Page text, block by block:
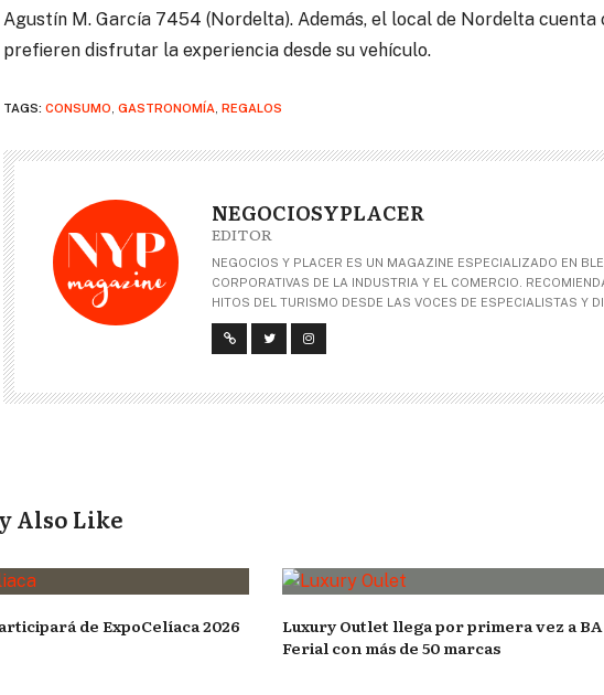
Agustín M. García 7454 (Nordelta). Además, el local de Nordelta cuenta
prefieren disfrutar la experiencia desde su vehículo.
TAGS: CONSUMO GASTRONOMÍA REGALOS
NEGOCIOSYPLACER
EDITOR
NEGOCIOS Y PLACER ES UN MAGAZINE ESPECIALIZADO EN
CORPORATIVAS DE LA INDUSTRIA Y EL COMERCIO.
HITOS DEL TURISMO DESDE LAS VOCES DE ESPECIALISTAS Y
Also Like
de ExpoCelíaca 2026
Luxury Outlet llega por primera vez a BA
Ferial con más de 50 marcas